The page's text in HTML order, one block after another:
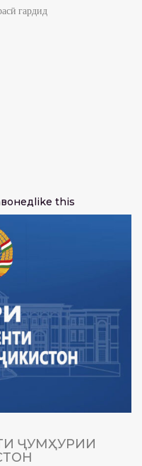
гардид
like this
ҶУМҲУРИИ